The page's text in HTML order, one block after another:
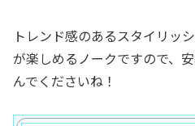
トレンド感のあるスタイリッ
が楽しめるノークですので、
んでくださいね！